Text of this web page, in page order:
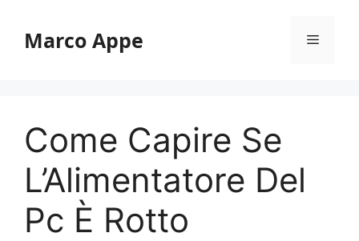
contenuto
Marco Appe Menu
Come Capire Se
L’Alimentatore Del
Pc È Rotto